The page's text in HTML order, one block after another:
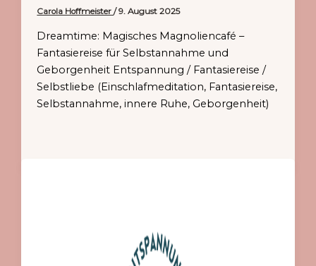
Carola Hoffmeister/9. August 2025
Dreamtime: Magisches Magnoliencafé –
Fantasiereise für Selbstannahme und
Geborgenheit Entspannung / Fantasiereise /
Selbstliebe (Einschlafmeditation, Fantasiereise,
Selbstannahme, innere Ruhe, Geborgenheit)